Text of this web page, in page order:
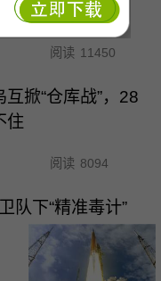
朗？
阅读 11450
掀“仓库战”，28
住
阅读 8094
队下“精准毒计”